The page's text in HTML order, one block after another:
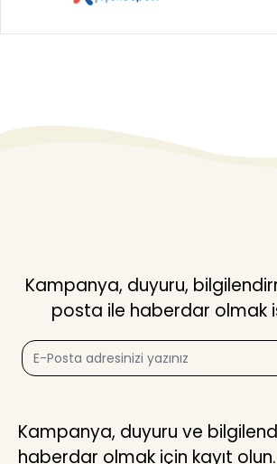
Kampanya, duyuru,
posta ile haberdar olmak
Kampanya, duyuru ve
haberdar olmak için kayıt olun.